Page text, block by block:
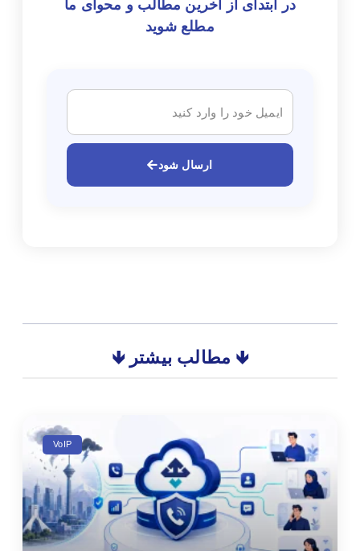
در ابتدای از آخرین مطالب و محوای ما
مطلع شوید
ارسال شود
🡻 مطالب بیشتر 🡻
VoIP